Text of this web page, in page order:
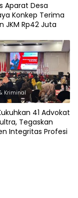
Aparat Desa
Konkep Terima
JKM Rp42 Juta
Kriminal
41 Advokat
Tegaskan
Integritas Profesi